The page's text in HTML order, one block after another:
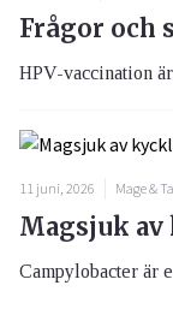
Frågor och
HPV-vaccination
11 juni, 2026 Mage &
Magsjuk
Campylobacter är